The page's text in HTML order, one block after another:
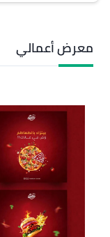
معرض أعمالي